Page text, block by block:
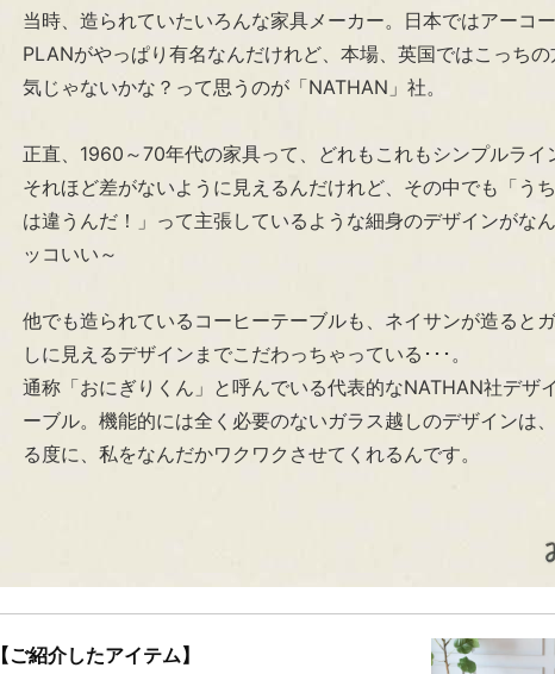
当時、造られていたいろんな家具メーカー。日本ではアーコ
PLANがやっぱり有名なんだけれど、本場、英国ではこっちの
気じゃないかな？って思うのが「NATHAN」社。
正直、1960～70年代の家具って、どれもこれもシンプルライ
それほど差がないように見えるんだけれど、その中でも「う
は違うんだ！」って主張しているような細身のデザインがな
ッコいい～
他でも造られているコーヒーテーブルも、ネイサンが造ると
しに見えるデザインまでこだわっちゃっている･･･。
通称「おにぎりくん」と呼んでいる代表的なNATHAN社デザ
ーブル。機能的には全く必要のないガラス越しのデザインは
る度に、私をなんだかワクワクさせてくれるんです。
【ご紹介したアイテム】